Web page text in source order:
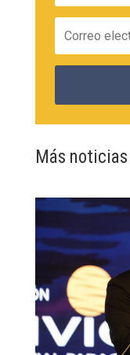
Más noticias